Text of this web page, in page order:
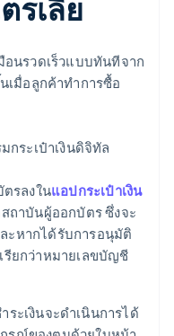
รเลีย
อนรวดเร็วแบบทันทีจาก
มื่อลูกค้าทำการซื้อ
กระเป๋าเงินดิจิทัล
ตรลงในแอปกระเป๋าเงิน
ถาบันผู้ออกบัตร ซึ่งจะ
ะหากได้รับการอนุมัติ
รียกว่าหมายเลขบัญชี
ะเงินจะดำเนินการได้